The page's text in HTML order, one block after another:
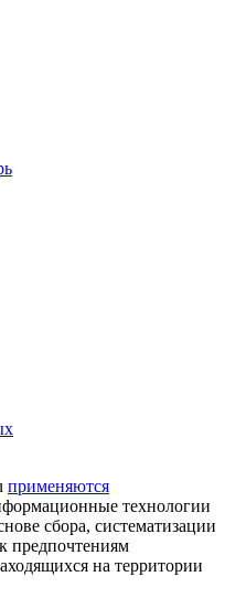
применяются
технологии
сбора, систематизации
предпочтениям
на территории